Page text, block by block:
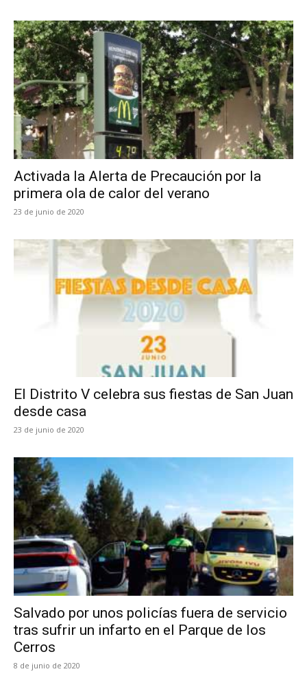
Activada la Alerta de Precaución por la
primera ola de calor del verano
23 de junio de 2020
El Distrito V celebra sus fiestas de San Juan
desde casa
23 de junio de 2020
Salvado por unos policías fuera de servicio
tras sufrir un infarto en el Parque de los
Cerros
8 de junio de 2020